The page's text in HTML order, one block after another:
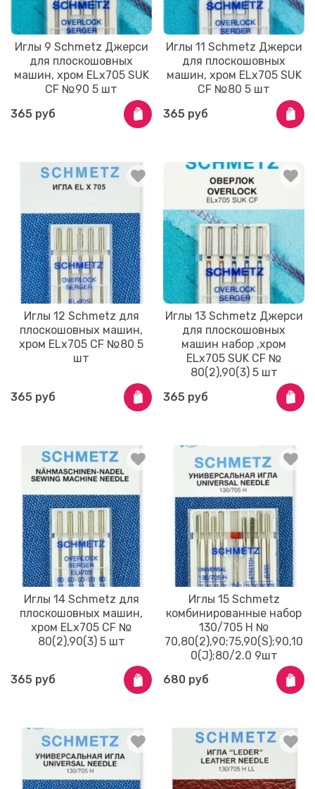
Иглы 9 Schmetz Джерси
для плоскошовных
машин, хром ELx705 SUK
CF №90 5 шт
365 руб
Иглы 11 Schmetz Джерси
для плоскошовных
машин, хром ELx705 SUK
CF №80 5 шт
365 руб
Иглы 12 Schmetz для
плоскошовных машин,
хром ELx705 CF №80 5
шт
365 руб
Иглы 13 Schmetz Джерси
для плоскошовных
машин набор ,хром
ELx705 SUK CF №
80(2),90(3) 5 шт
365 руб
Иглы 14 Schmetz для
плоскошовных машин,
хром ELx705 CF №
80(2),90(3) 5 шт
365 руб
Иглы 15 Schmetz
комбинированные набор
130/705 H №
70,80(2),90;75,90(S);90,10
0(J);80/2.0 9шт
680 руб